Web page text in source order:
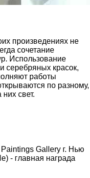
произведениях не
сочетание
Использование
серебряных красок,
работы
по разному,
них свет.
Gallery г. Нью
- главная награда